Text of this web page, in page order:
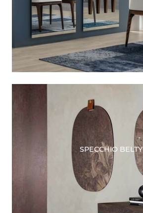
SPECCHIO BELTY